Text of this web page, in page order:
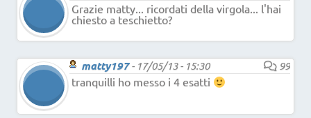
Grazie matty... ricordati della virgola... l'hai
chiesto a teschietto?
matty197- 17/05/13 - 15:30
99
tranquilli ho messo i 4 esatti